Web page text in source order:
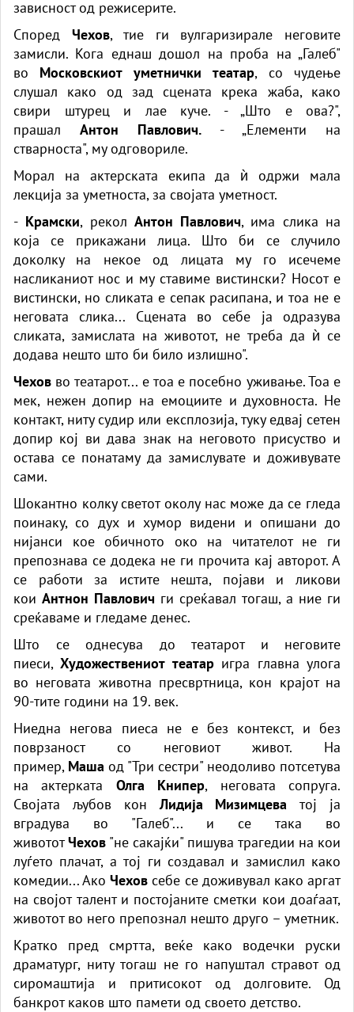
зависност од режисерите.
Според Чехов, тие ги вулгаризирале неговите
замисли. Кога еднаш дошол на проба на „Галеб"
во Московскиот уметнички театар, со чудење
слушал како од зад сцената крека жаба, како
свири штурец и лае куче. - „Што е ова?",
прашал Антон Павлович. - „Елементи на
стварноста", му одговориле.
Морал на актерската екипа да ѝ одржи мала
лекција за уметноста, за својата уметност.
- Крамски, рекол Антон Павлович, има слика на
која се прикажани лица. Што би се случило
доколку на некое од лицата му го исечеме
насликаниот нос и му ставиме вистински? Носот е
вистински, но сликата е сепак расипана, и тоа не е
неговата слика... Сцената во себе ја одразува
сликата, замислата на животот, не треба да ѝ се
додава нешто што би било излишно".
Чехов во театарот... е тоа е посебно уживање. Тоа е
мек, нежен допир на емоциите и духовноста. Не
контакт, ниту судир или експлозија, туку едвај сетен
допир кој ви дава знак на неговото присуство и
остава се понатаму да замислувате и доживувате
сами.
Шокантно колку светот околу нас може да се гледа
поинаку, со дух и хумор видени и опишани до
нијанси кое обичното око на читателот не ги
препознава се додека не ги прочита кај авторот. А
се работи за истите нешта, појави и ликови
кои Антнон Павлович ги среќавал тогаш, а ние ги
среќаваме и гледаме денес.
Што се однесува до театарот и неговите
пиеси,Художествениот театаригра главна улога
во неговата животна пресвртница, кон крајот на
90-тите години на 19. век.
Ниедна негова пиеса не е без контекст, и без
поврзаност со неговиот живот. На
пример, Маша од "Три сестри" неодоливо потсетува
на актерката Олга Книпер, неговата сопруга.
Својата љубов кон Лидија Мизимцева тој ја
вградува во "Галеб"... и се така во
живототЧехов "не сакајќи" пишува трагедии на кои
луѓето плачат, а тој ги создавал и замислил како
комедии... АкоЧехов себе се доживувал како аргат
на својот талент и постојаните сметки кои доаѓаат,
животот во него препознал нешто друго – уметник.
Кратко пред смртта, веќе како водечки руски
драматург, ниту тогаш не го напуштал стравот од
сиромаштија и притисокот од долговите. Од
банкрот каков што памети од своето детство.